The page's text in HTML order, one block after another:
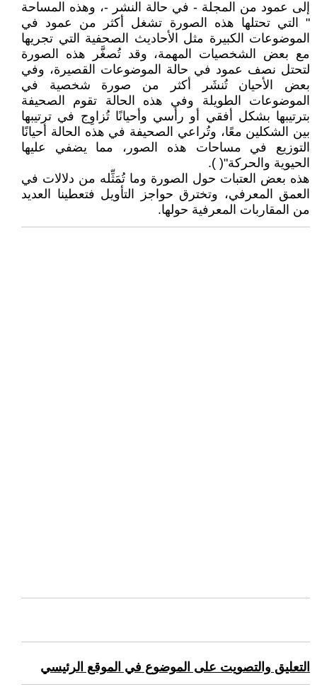
إلى عمود من المجلة - في حالة النشر -، وهذه المساحة
" التي تحتلها هذه الصورة تشغل أكثر من عمود في
الموضوعات الكبيرة مثل الأحاديث الصحفية التي تجريها
مع بعض الشخصيات المهمة، وقد تُصغَّر هذه الصورة
لتحتل نصف عمود في حالة الموضوعات القصيرة، وفي
بعض الأحيان تُنشَر أكثر من صورة شخصية في
الموضوعات الطويلة وفي هذه الحالة تقوم الصحيفة
بترتيبها بشكل أفقي أو رأسي وأحيانًا تُزاوِج في ترتيبها
بين الشكلين معًا، وتُراعي الصحيفة في هذه الحالة أحيانًا
التوزيع في مساحات هذه الصور، مما يضفي عليها
الحيوية والحركة"( ).
هذه بعض العتبات حول الصورة وما تُمَثِّله من دلالات في
العمق المعرفي، وتخترق حواجز التأويل فتعطينا العديد
من المقاربات المعرفية حولها.
التعليق والتصويت على الموضوع في الموقع الرئيسي